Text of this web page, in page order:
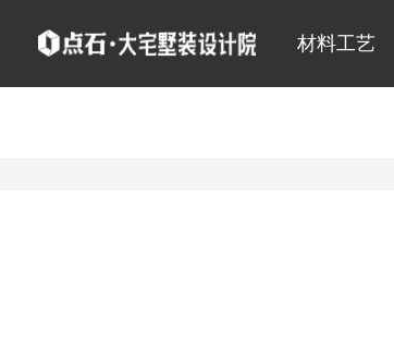
材料工艺